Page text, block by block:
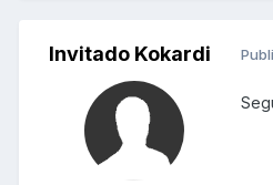
Invitado Kokardi